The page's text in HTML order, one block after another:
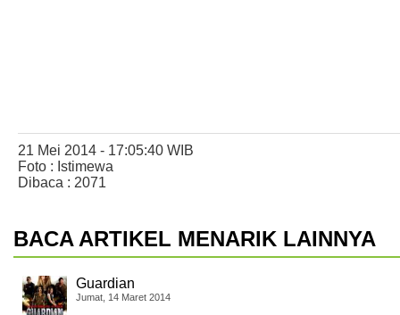
21 Mei 2014 - 17:05:40 WIB
Foto : Istimewa
Dibaca : 2071
BACA ARTIKEL MENARIK LAINNYA
Guardian
Jumat, 14 Maret 2014